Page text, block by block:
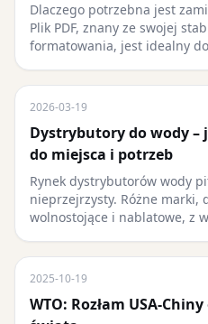
Dlaczego potrzebna jest
Plik PDF, znany ze swojej
formatowania, jest idealny
2026-03-19
Dystrybutory do wody –
do miejsca i potrzeb
Rynek dystrybutorów wody
nieprzejrzysty. Różne marki,
wolnostojące i nablatowe, z
2025-10-19
WTO: Rozłam USA-